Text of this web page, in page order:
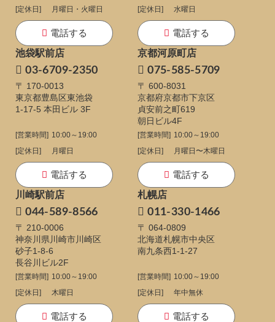
[定休日]
月曜日・火曜日
電話する
[定休日]
水曜日
電話する
池袋駅前店
03-6709-2350
〒 170-0013
東京都豊島区東池袋
1-17-5 本田ビル 3F
[営業時間] 10:00～19:00
[定休日]
月曜日
電話する
京都河原町店
075-585-5709
〒 600-8031
京都府京都市下京区
貞安前之町619
朝日ビル4F
[営業時間] 10:00～19:00
[定休日]
月曜日〜木曜日
電話する
川崎駅前店
044-589-8566
〒 210-0006
神奈川県川崎市川崎区
砂子1-8-6
長谷川ビル2F
[営業時間] 10:00～19:00
[定休日]
木曜日
電話する
札幌店
011-330-1466
〒 064-0809
北海道札幌市中央区
南九条西1-1-27
[営業時間] 10:00～19:00
[定休日]
年中無休
電話する